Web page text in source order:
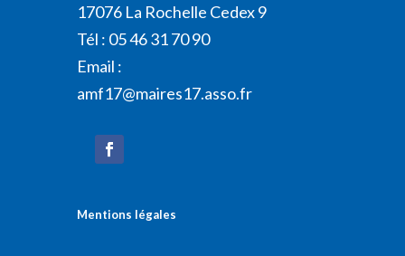
17076 La Rochelle Cedex 9
Tél : 05 46 31 70 90
Email :
amf17@maires17.asso.fr
Mentions légales